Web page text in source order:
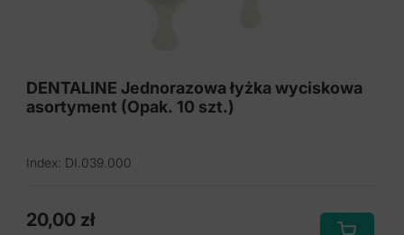
DENTALINE Jednorazowa łyżka wyciskowa
asortyment (Opak. 10 szt.)
Index: DI.039.000
20,00 zł